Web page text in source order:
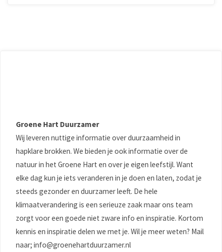
Groene Hart Duurzamer
Wij leveren nuttige informatie over duurzaamheid in
hapklare brokken. We bieden je ook informatie over de
natuur in het Groene Hart en over je eigen leefstijl. Want
elke dag kun je iets veranderen in je doen en laten, zodat je
steeds gezonder en duurzamer leeft. De hele
klimaatverandering is een serieuze zaak maar ons team
zorgt voor een goede niet zware info en inspiratie. Kortom
kennis en inspiratie delen we met je. Wil je meer weten? Mail
naar; info@groenehartduurzamer.nl